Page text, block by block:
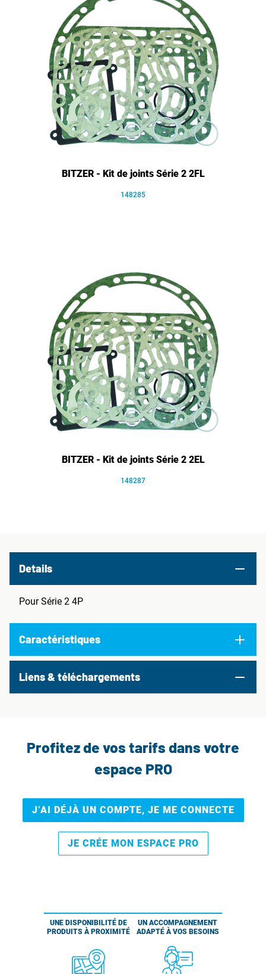
BITZER - Kit de joints Série 2 2FL
148285
BITZER - Kit de joints Série 2 2EL
148287
Details
Pour Série 2 4P
Caractéristiques
Liens & téléchargements
Profitez de vos tarifs dans votre
espace PRO
J’AI DÉJÀ UN COMPTE, JE ME CONNECTE
JE CRÉE MON ESPACE PRO
UNE DISPONIBILITÉ DE
PRODUITS À PROXIMITÉ
UN ACCOMPAGNEMENT
ADAPTÉ À VOS BESOINS